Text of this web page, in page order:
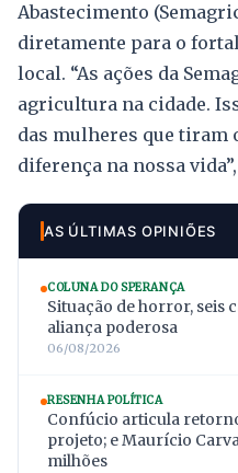
Abastecimento
diretamente para o
local. “As ações da
agricultura na cidade.
das mulheres que tiram
diferença na nossa
AS ÚLTIMAS OPINIÕES
COLUNA DO SPERANÇA
Situação de horror, seis
aliança poderosa
06/08/2026
RESENHA POLÍTICA
Confúcio articula
projeto; e Maurício
milhões